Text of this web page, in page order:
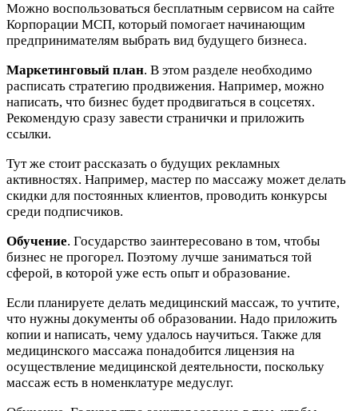
Можно воспользоваться бесплатным сервисом на сайте
Корпорации МСП, который помогает начинающим
предпринимателям выбрать вид будущего бизнеса.
Маркетинговый план. В этом разделе необходимо
расписать стратегию продвижения. Например, можно
написать, что бизнес будет продвигаться в соцсетях.
Рекомендую сразу завести странички и приложить
ссылки.
Тут же стоит рассказать о будущих рекламных
активностях. Например, мастер по массажу может делать
скидки для постоянных клиентов, проводить конкурсы
среди подписчиков.
Обучение. Государство заинтересовано в том, чтобы
бизнес не прогорел. Поэтому лучше заниматься той
сферой, в которой уже есть опыт и образование.
Если планируете делать медицинский массаж, то учтите,
что нужны документы об образовании. Надо приложить
копии и написать, чему удалось научиться. Также для
медицинского массажа понадобится лицензия на
осуществление медицинской деятельности, поскольку
массаж есть в номенклатуре медуслуг.